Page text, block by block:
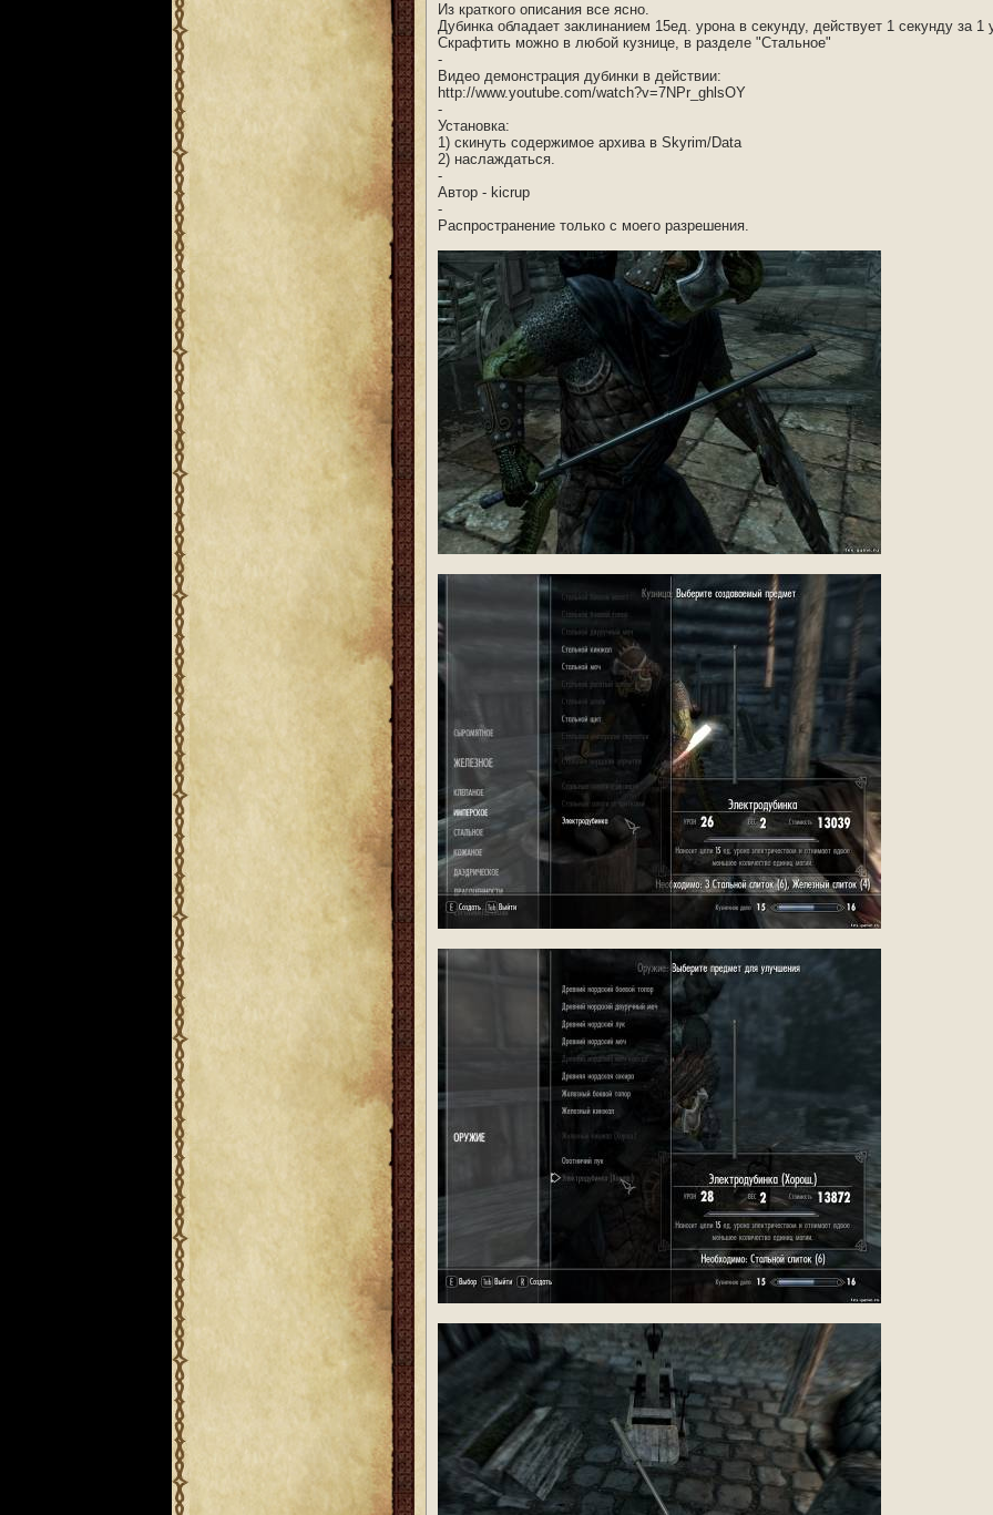
Из краткого описания все ясно.
Дубинка обладает заклинанием 15ед. урона в секунду, действует 1 секунду за 1
Скрафтить можно в любой кузнице, в разделе "Стальное"
-
Видео демонстрация дубинки в действии:
http://www.youtube.com/watch?v=7NPr_ghlsOY
-
Установка:
1) скинуть содержимое архива в Skyrim/Data
2) наслаждаться.
-
Автор - kicrup
-
Распространение только с моего разрешения.